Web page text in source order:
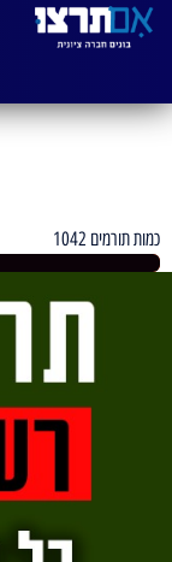
לתוכן
כמות תורמים 1042